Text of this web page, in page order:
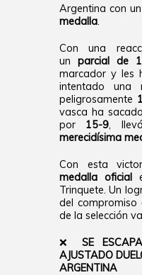
Argentina con
medalla.
Con una
unparcial de
marcador y les
intentado una
peligrosamente
vasca ha
por 15-9,
merecidísima
Con esta
medalla oficial
Trinquete. Un
del compromiso
de la selección
❌ SE
AJUSTADO
ARGENTINA